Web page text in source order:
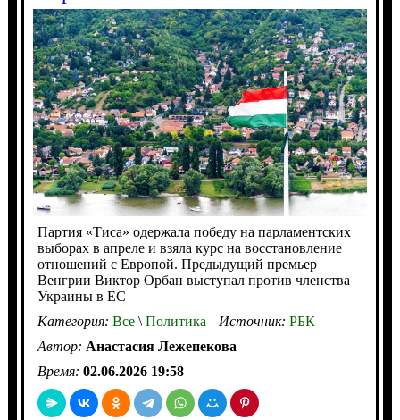
Партия «Тиса» одержала победу на парламентских
выборах в апреле и взяла курс на восстановление
отношений с Европой. Предыдущий премьер
Венгрии Виктор Орбан выступал против членства
Украины в ЕС
Категория: Все\Политика Источник: РБК
Автор: Анастасия Лежепекова
Время: 02.06.2026 19:58